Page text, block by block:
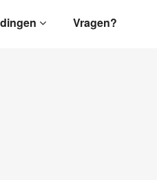
Vragen?